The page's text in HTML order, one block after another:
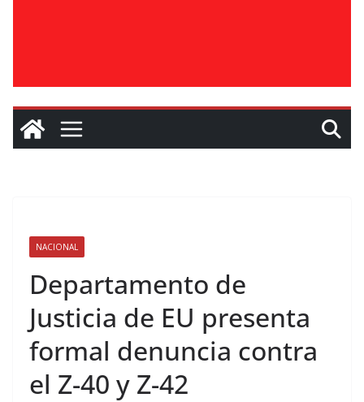
NACIONAL
Departamento de
Justicia de EU presenta
formal denuncia contra
el Z-40 y Z-42